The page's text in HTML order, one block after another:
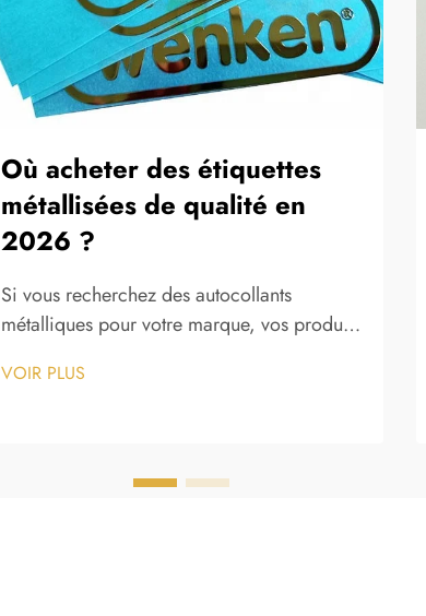
Où acheter des étiquettes
métallisées de qualité en
2026 ?
Si vous recherchez des autocollants
métalliques pour votre marque, vos produits
jamais offert autant d’options — mais
acheteurs professionnels de ceux qui…
VOIR PLUS